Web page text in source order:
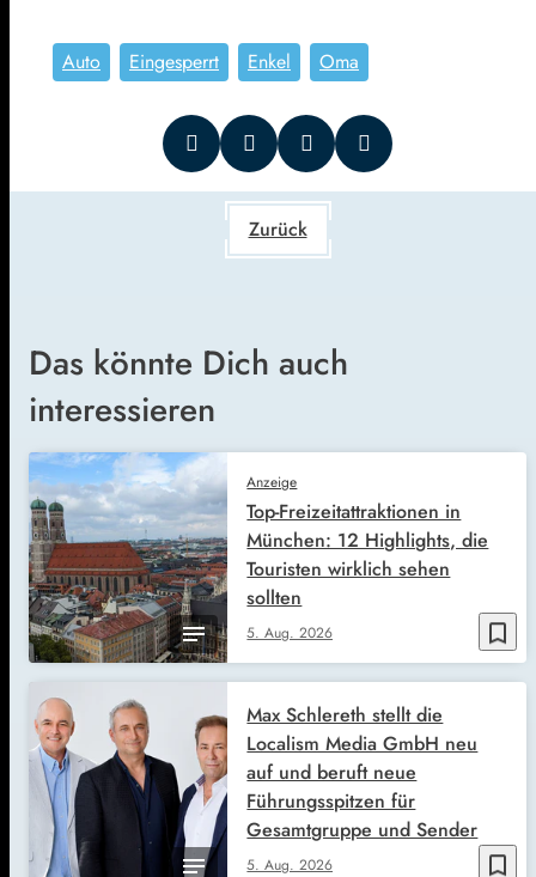
Auto Eingesperrt Enkel Oma
Zurück
Das könnte Dich auch
interessieren
bookmark_border
Anzeige
5. Aug. 2026
Top-Freizeitattraktionen in
München: 12 Highlights, die
Touristen wirklich sehen
sollten
bookmark_border
5. Aug. 2026
Max Schlereth stellt die
Localism Media GmbH neu
auf und beruft neue
Führungsspitzen für
Gesamtgruppe und Sender